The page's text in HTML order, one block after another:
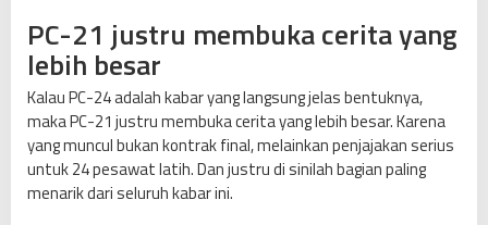
PC-21 justru membuka cerita yang
lebih besar
Kalau PC-24 adalah kabar yang langsung jelas bentuknya,
maka PC-21 justru membuka cerita yang lebih besar. Karena
yang muncul bukan kontrak final, melainkan penjajakan serius
untuk 24 pesawat latih. Dan justru di sinilah bagian paling
menarik dari seluruh kabar ini.